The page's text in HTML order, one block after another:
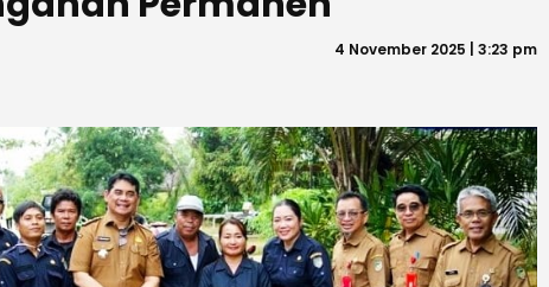
4 November 2025 | 3:23 pm